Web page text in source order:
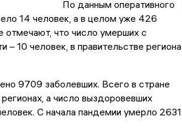
По данным оперативного
14 человек, а в целом уже 426
что число умерших с
– 10 человек, в правительстве региона
9709 заболевших. Всего в стране
а число выздоровевших
С начала пандемии умерло 2631